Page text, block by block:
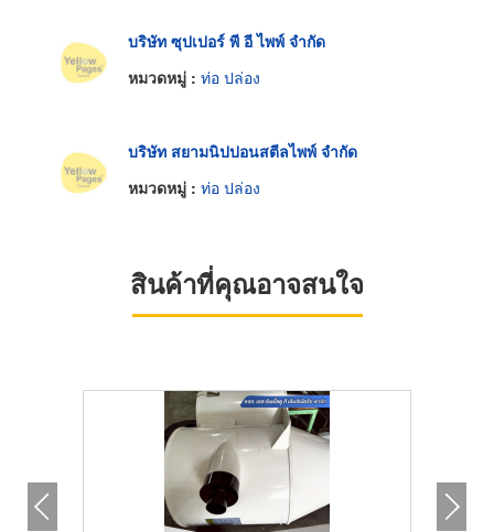
บริษัท ซุปเปอร์ พี อี ไพพ์ จำกัด
หมวดหมู่ : ท่อ ปล่อง
บริษัท สยามนิปปอนสตีลไพพ์ จำกัด
หมวดหมู่ : ท่อ ปล่อง
สินค้าที่คุณอาจสนใจ